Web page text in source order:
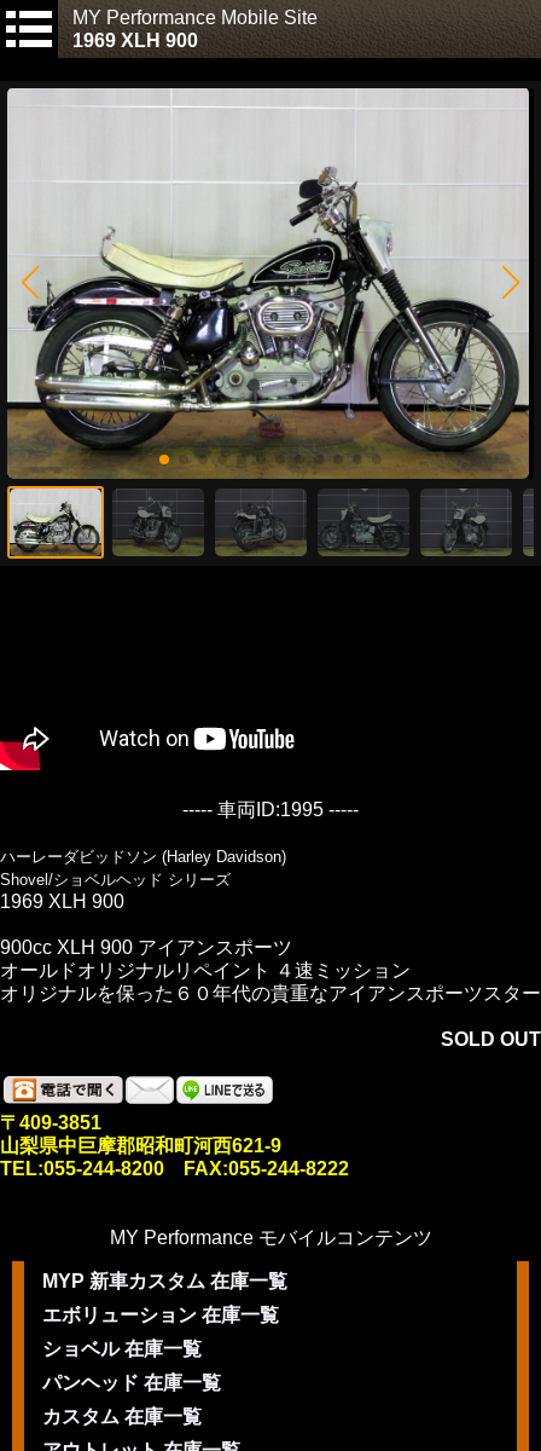
MY Performance Mobile Site
1969 XLH 900
----- 車両ID:1995 -----
ハーレーダビッドソン (Harley Davidson)
Shovel/ショベルヘッド シリーズ
1969 XLH 900
900cc XLH 900 アイアンスポーツ
オールドオリジナルリペイント ４速ミッション
オリジナルを保った６０年代の貴重なアイアンスポーツスター
SOLD OUT
〒409-3851
山梨県中巨摩郡昭和町河西621-9
TEL:055-244-8200 FAX:055-244-8222
MY Performance モバイルコンテンツ
MYP 新車カスタム 在庫一覧
エボリューション 在庫一覧
ショベル 在庫一覧
パンヘッド 在庫一覧
カスタム 在庫一覧